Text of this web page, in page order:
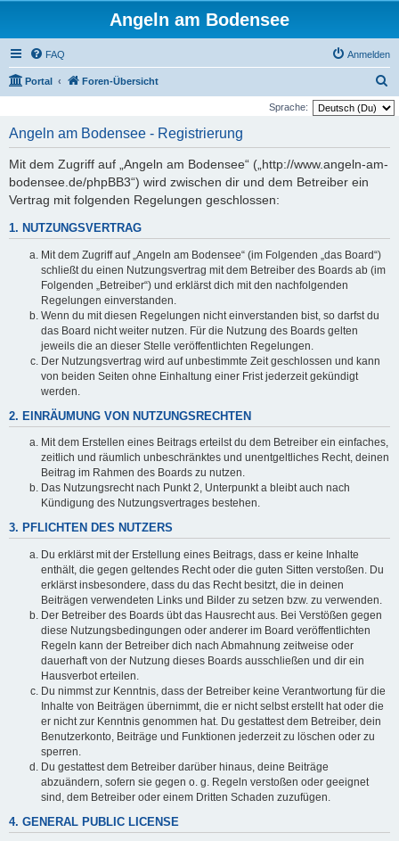
Angeln am Bodensee
FAQ Anmelden
Portal Foren-Übersicht
u
Sprache:
Angeln am Bodensee - Registrierung
Mit dem Zugriff auf „Angeln am Bodensee“ („http://www.angeln-am-
bodensee.de/phpBB3“) wird zwischen dir und dem Betreiber ein
Vertrag mit folgenden Regelungen geschlossen:
1. NUTZUNGSVERTRAG
Mit dem Zugriff auf „Angeln am Bodensee“ (im Folgenden „das Board“)
schließt du einen Nutzungsvertrag mit dem Betreiber des Boards ab (im
Folgenden „Betreiber“) und erklärst dich mit den nachfolgenden
Regelungen einverstanden.
Wenn du mit diesen Regelungen nicht einverstanden bist, so darfst du
das Board nicht weiter nutzen. Für die Nutzung des Boards gelten
jeweils die an dieser Stelle veröffentlichten Regelungen.
Der Nutzungsvertrag wird auf unbestimmte Zeit geschlossen und kann
von beiden Seiten ohne Einhaltung einer Frist jederzeit gekündigt
werden.
2. EINRÄUMUNG VON NUTZUNGSRECHTEN
Mit dem Erstellen eines Beitrags erteilst du dem Betreiber ein einfaches,
zeitlich und räumlich unbeschränktes und unentgeltliches Recht, deinen
Beitrag im Rahmen des Boards zu nutzen.
Das Nutzungsrecht nach Punkt 2, Unterpunkt a bleibt auch nach
Kündigung des Nutzungsvertrages bestehen.
3. PFLICHTEN DES NUTZERS
Du erklärst mit der Erstellung eines Beitrags, dass er keine Inhalte
enthält, die gegen geltendes Recht oder die guten Sitten verstoßen. Du
erklärst insbesondere, dass du das Recht besitzt, die in deinen
Beiträgen verwendeten Links und Bilder zu setzen bzw. zu verwenden.
Der Betreiber des Boards übt das Hausrecht aus. Bei Verstößen gegen
diese Nutzungsbedingungen oder anderer im Board veröffentlichten
Regeln kann der Betreiber dich nach Abmahnung zeitweise oder
dauerhaft von der Nutzung dieses Boards ausschließen und dir ein
Hausverbot erteilen.
Du nimmst zur Kenntnis, dass der Betreiber keine Verantwortung für die
Inhalte von Beiträgen übernimmt, die er nicht selbst erstellt hat oder die
er nicht zur Kenntnis genommen hat. Du gestattest dem Betreiber, dein
Benutzerkonto, Beiträge und Funktionen jederzeit zu löschen oder zu
sperren.
Du gestattest dem Betreiber darüber hinaus, deine Beiträge
abzuändern, sofern sie gegen o. g. Regeln verstoßen oder geeignet
sind, dem Betreiber oder einem Dritten Schaden zuzufügen.
4. GENERAL PUBLIC LICENSE